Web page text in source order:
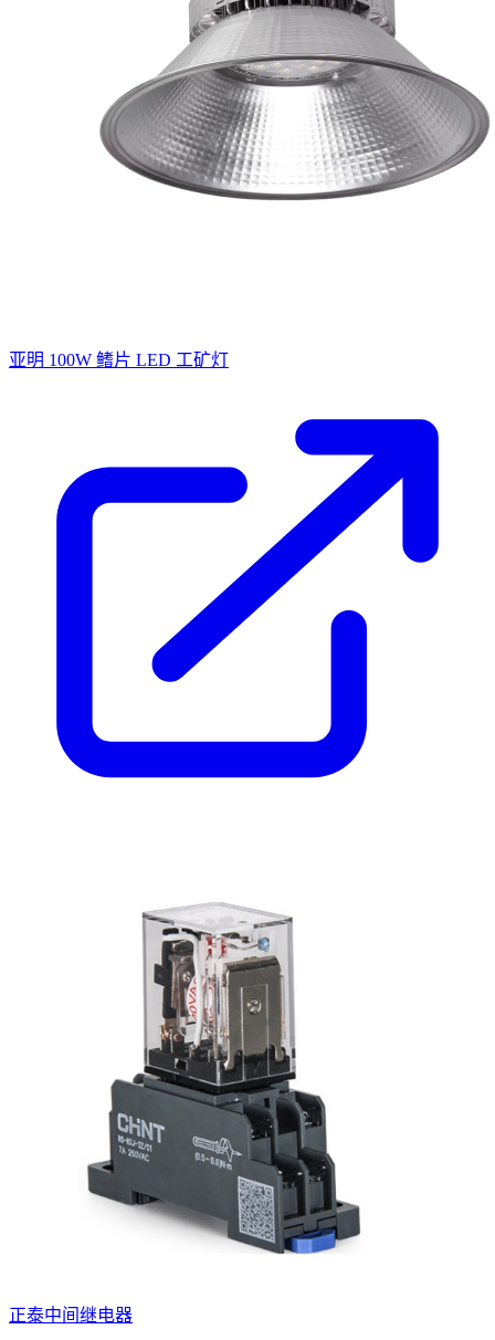
亚明 100W 鳍片 LED 工矿灯
正泰中间继电器